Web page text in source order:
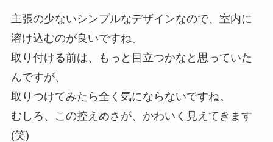
主張の少ないシンプルなデザインなので、室内に
溶け込むのが良いですね。
取り付ける前は、もっと目立つかなと思っていた
んですが、
取りつけてみたら全く気にならないですね。
むしろ、この控えめさが、かわいく見えてきます
(笑)